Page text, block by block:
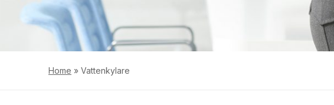
Home » Vattenkylare